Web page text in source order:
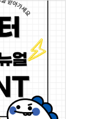
뉴얼 이벤트에